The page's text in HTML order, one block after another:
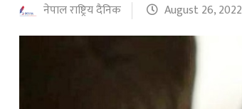
नेपाल राष्ट्रिय दैनिक August 26, 2022